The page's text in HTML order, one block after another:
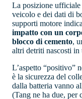
La posizione ufficiale
veicolo e dei dati di
supporti motore
impatto con un
blocco di cemento,
altri detriti nascosti in
L’aspetto “positivo”
è la sicurezza del
dalla batteria vanno
(Tang ne ha due, per